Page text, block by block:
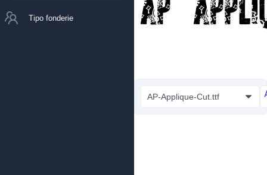
Tipo fonderie
AP-Applique-Cut.ttf